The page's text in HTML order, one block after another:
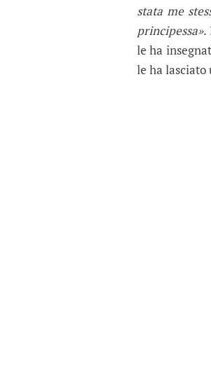
stata me
principessa».
le ha
le ha lasciato